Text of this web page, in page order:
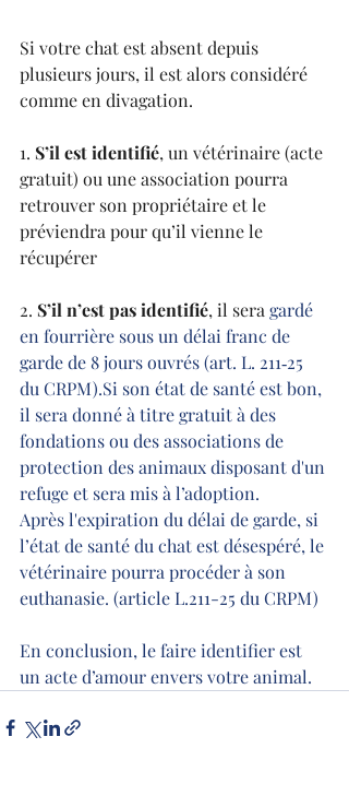
Si votre chat est absent depuis
plusieurs jours, il est alors considéré
comme en divagation.
1. S’il est identifié, un vétérinaire (acte
gratuit) ou une association pourra
retrouver son propriétaire et le
préviendra pour qu’il vienne le
récupérer
2. S’il n’est pas identifié, il sera gardé
en fourrière sous un délai franc de
garde de 8 jours ouvrés (art. L. 211‐25
du CRPM).Si son état de santé est bon,
il sera donné à titre gratuit à des
fondations ou des associations de
protection des animaux disposant d'un
refuge et sera mis à l’adoption.
Après l'expiration du délai de garde, si
l’état de santé du chat est désespéré, le
vétérinaire pourra procéder à son
euthanasie. (article L.211-25 du CRPM)
En conclusion, le faire identifier est
un acte d’amour envers votre animal.